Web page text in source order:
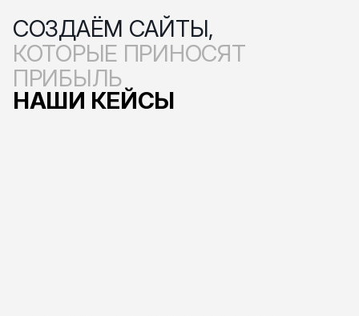
СОЗДАЁМ САЙТЫ,
КОТОРЫЕ ПРИНОСЯТ
ПРИБЫЛЬ
НАШИ КЕЙСЫ